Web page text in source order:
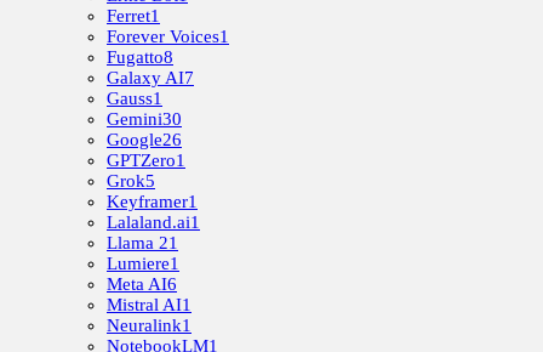
Ferret1
Forever Voices1
Fugatto8
Galaxy AI7
Gauss1
Gemini30
Google26
GPTZero1
Grok5
Keyframer1
Lalaland.ai1
Llama 21
Lumiere1
Meta AI6
Mistral AI1
Neuralink1
NotebookLM1